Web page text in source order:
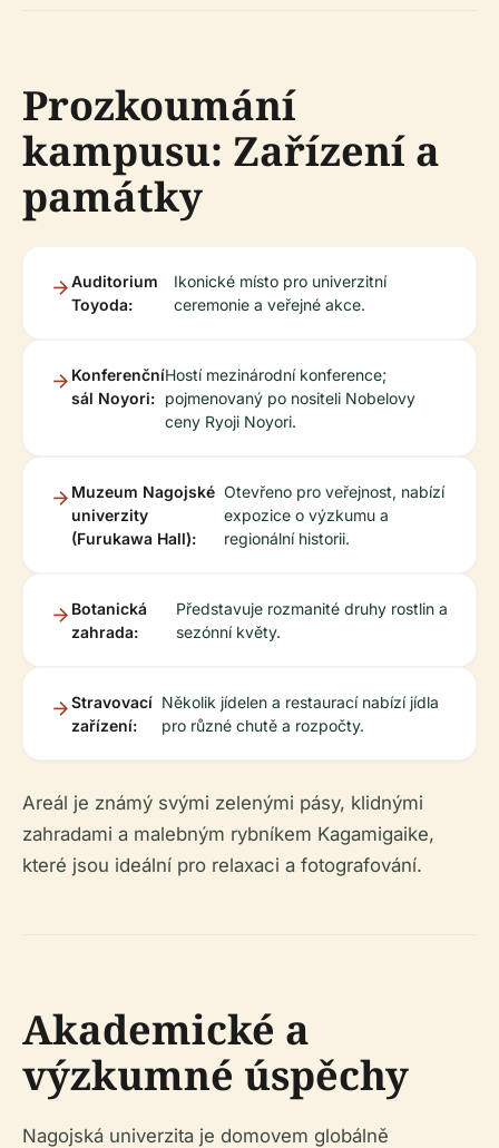
Prozkoumání
kampusu: Zařízení a
památky
Auditorium
Toyoda:
Ikonické místo pro univerzitní
ceremonie a veřejné akce.
Konferenční
sál Noyori:
Hostí mezinárodní konference;
pojmenovaný po nositeli Nobelovy
ceny Ryoji Noyori.
Muzeum Nagojské
univerzity
(Furukawa Hall):
Otevřeno pro veřejnost, nabízí
expozice o výzkumu a
regionální historii.
Botanická
zahrada:
Představuje rozmanité druhy rostlin a
sezónní květy.
Stravovací
zařízení:
Několik jídelen a restaurací nabízí jídla
pro různé chutě a rozpočty.
Areál je známý svými zelenými pásy, klidnými
zahradami a malebným rybníkem Kagamigaike,
které jsou ideální pro relaxaci a fotografování.
Akademické a
výzkumné úspěchy
Nagojská univerzita je domovem globálně